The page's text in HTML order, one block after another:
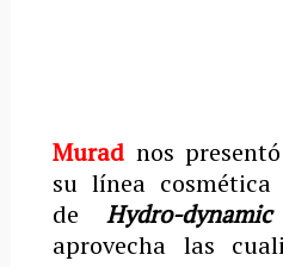
Murad nos
su línea
de Hydro-
aprovecha las